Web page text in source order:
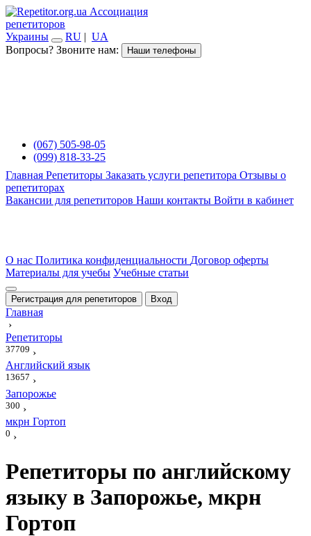
Ассоциация
репетиторов
Украины
RU | UA
Вопросы? Звоните нам:
Наши телефоны
(067) 505-98-05
(099) 818-33-25
Главная Репетиторы Заказать услуги репетитора Отзывы о
репетиторах
Вакансии для репетиторов Наши контакты Войти в кабинет
О нас Политика конфиденциальности Договор оферты
Материалы для учебы Учебные статьи
Регистрация для репетиторов Вход
Главная
›
Репетиторы
37709 ›
Английский язык
13657 ›
Запорожье
300 ›
мкрн Гортоп
0 ›
Репетиторы по английскому
языку в Запорожье, мкрн
Гортоп